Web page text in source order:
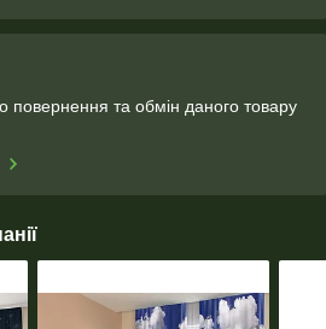
та обмін даного товару